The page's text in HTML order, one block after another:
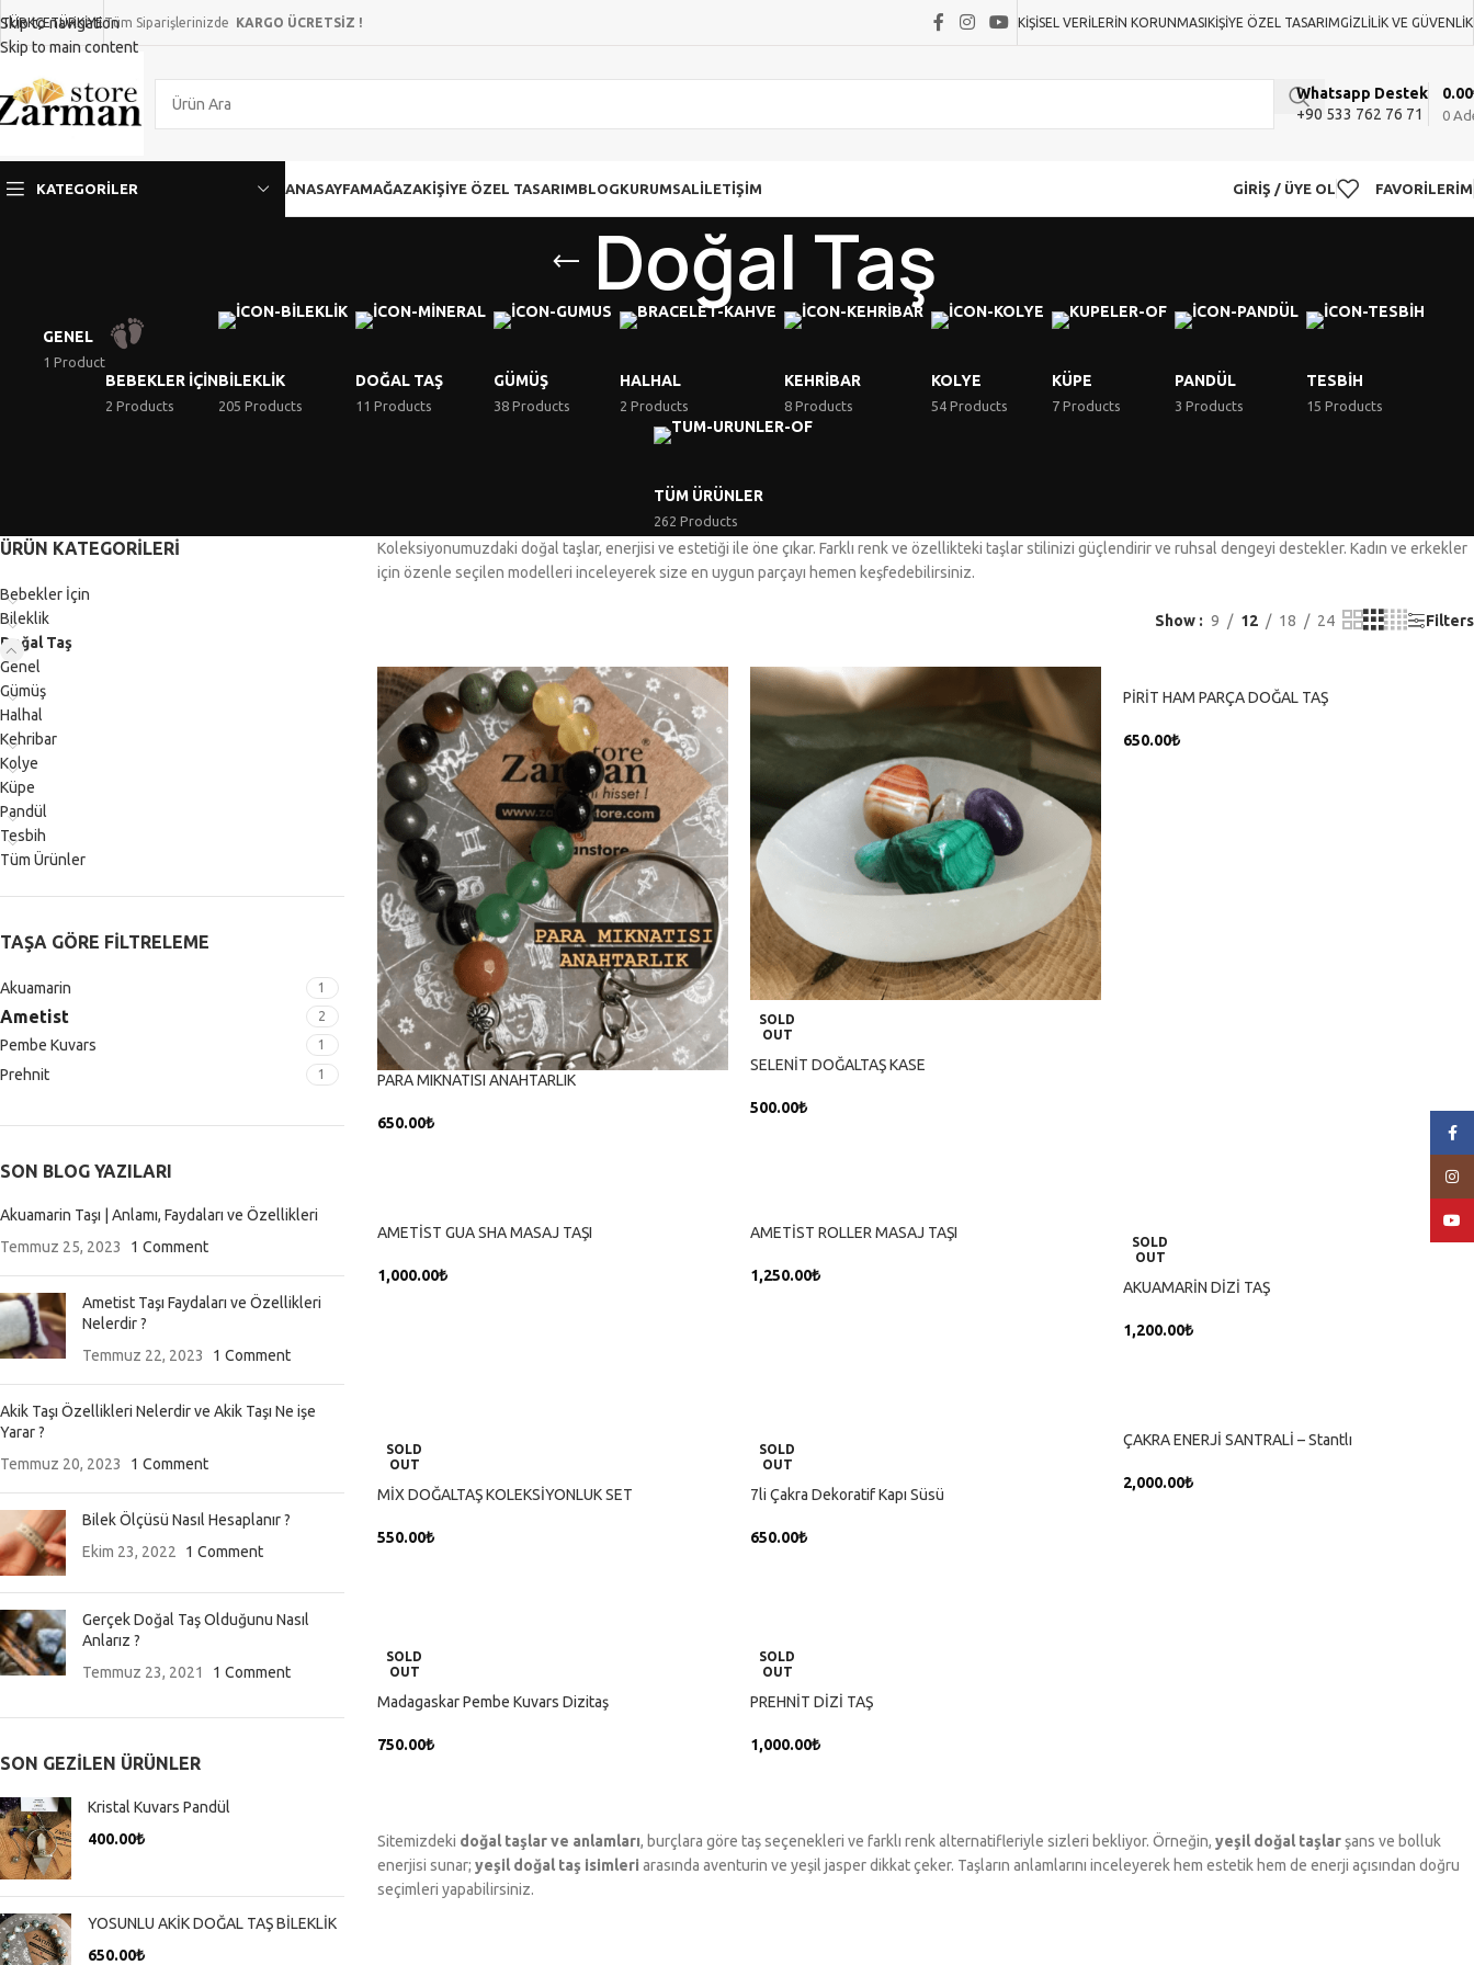
Skip to navigation
Skip to main content
TÜRKÇETÜRKIYETüm Siparişlerinizde KARGO ÜCRETSİZ ! KIŞISEL VERILERIN KORUNMASIKIŞIYE ÖZEL TASARIMGIZLILIK VE GÜVENLIK
Whatsapp Destek
+90 533 762 76 71
0
0.00
KATEGORILER ANASAYFAMAĞAZAKIŞIYE ÖZEL TASARIMBLOGKURUMSALİLETIŞIM GIRIŞ / ÜYE OL FAVORILERIM
Doğal Taş
GENEL
1 Product
BEBEKLER İÇIN
2 Products
BILEKLIK
205 Products
DOĞAL TAŞ
11 Products
GÜMÜŞ
38 Products
HALHAL
2 Products
KEHRIBAR
8 Products
KOLYE
54 Products
KÜPE
7 Products
PANDÜL
3 Products
TESBIH
15 Products
TÜM ÜRÜNLER
262 Products
ÜRÜN KATEGORILERI
Bebekler İçin
Bileklik
Doğal Taş
Genel
Gümüş
Halhal
Kehribar
Kolye
Küpe
Pandül
Tesbih
Tüm Ürünler
TAŞA GÖRE FILTRELEME
Akuamarin 1
Ametist 2
Pembe Kuvars 1
Prehnit 1
SON BLOG YAZILARI
Akuamarin Taşı | Anlamı, Faydaları ve Özellikleri
Temmuz 25, 2023
1 Comment
Ametist Taşı Faydaları ve Özellikleri
Nelerdir ?
Temmuz 22, 2023
1 Comment
Akik Taşı Özellikleri Nelerdir ve Akik Taşı Ne işe
Yarar ?
Temmuz 20, 2023
1 Comment
Bilek Ölçüsü Nasıl Hesaplanır ?
Ekim 23, 2022
1 Comment
Gerçek Doğal Taş Olduğunu Nasıl
Anlarız ?
Temmuz 23, 2021
1 Comment
SON GEZILEN ÜRÜNLER
Kristal Kuvars Pandül
400.00₺
YOSUNLU AKİK DOĞAL TAŞ BİLEKLİK
650.00₺
Koleksiyonumuzdaki doğal taşlar, enerjisi ve estetiği ile öne çıkar. Farklı renk ve özellikteki taşlar stilinizi güçlendirir ve ruhsal dengeyi destekler. Kadın ve erkekler
için özenle seçilen modelleri inceleyerek size en uygun parçayı hemen keşfedebilirsiniz.
Show 9 12 18 24 Filters
PARA MIKNATISI ANAHTARLIK
650.00₺
SOLD
OUT
SELENİT DOĞALTAŞ KASE
500.00₺
PİRİT HAM PARÇA DOĞAL TAŞ
650.00₺
AMETİST GUA SHA MASAJ TAŞI
1,000.00₺
AMETİST ROLLER MASAJ TAŞI
1,250.00₺
SOLD
OUT
AKUAMARİN DİZİ TAŞ
1,200.00₺
SOLD
OUT
MİX DOĞALTAŞ KOLEKSİYONLUK SET
550.00₺
SOLD
OUT
7li Çakra Dekoratif Kapı Süsü
650.00₺
ÇAKRA ENERJİ SANTRALİ – Stantlı
2,000.00₺
SOLD
OUT
Madagaskar Pembe Kuvars Dizitaş
750.00₺
SOLD
OUT
PREHNİT DİZİ TAŞ
1,000.00₺
Sitemizdeki doğal taşlar ve anlamları, burçlara göre taş seçenekleri ve farklı renk alternatifleriyle sizleri bekliyor. Örneğin, yeşil doğal taşlarşans ve bolluk
enerjisi sunar; yeşil doğal taş isimleri arasında aventurin ve yeşil jasper dikkat çeker. Taşların anlamlarını inceleyerek hem estetik hem de enerji açısından doğru
seçimleri yapabilirsiniz.